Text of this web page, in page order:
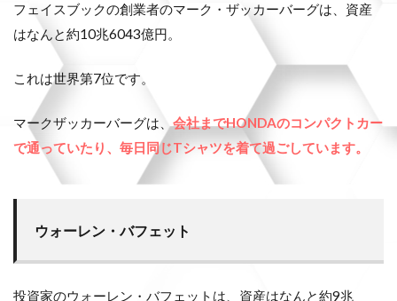
フェイスブックの創業者のマーク・ザッカーバーグは、資産
はなんと約10兆6043億円。
これは世界第7位です。
マークザッカーバーグは、会社までHONDAのコンパクトカー
で通っていたり、毎日同じTシャツを着て過ごしています。
ウォーレン・バフェット
投資家のウォーレン・バフェットは、資産はなんと約9兆